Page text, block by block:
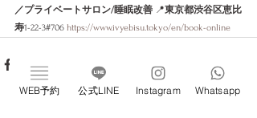
／プライベートサロン/睡眠改善 📍東京都渋谷区恵比
寿1-22-3#706 https://www.ivyebisu.tokyo/en/book-online
WEB予約 公式LINE Instagram Whatsapp